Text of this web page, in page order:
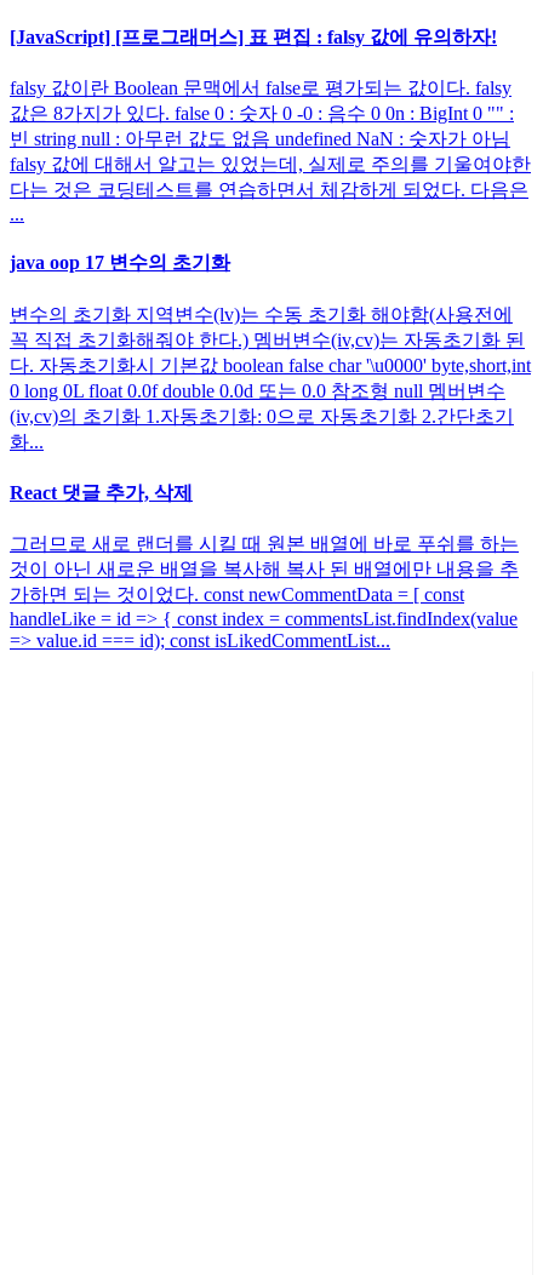
[JavaScript] [프로그래머스] 표 편집 : falsy 값에 유의하자!
falsy 값이란 Boolean 문맥에서 false로 평가되는 값이다. falsy
값은 8가지가 있다. false 0 : 숫자 0 -0 : 음수 0 0n : BigInt 0 "" :
빈 string null : 아무런 값도 없음 undefined NaN : 숫자가 아님
falsy 값에 대해서 알고는 있었는데, 실제로 주의를 기울여야한
다는 것은 코딩테스트를 연습하면서 체감하게 되었다. 다음은
...
java oop 17 변수의 초기화
변수의 초기화 지역변수(lv)는 수동 초기화 해야함(사용전에
꼭 직접 초기화해줘야 한다.) 멤버변수(iv,cv)는 자동초기화 된
다. 자동초기화시 기본값 boolean false char '\u0000' byte,short,int
0 long 0L float 0.0f double 0.0d 또는 0.0 참조형 null 멤버변수
(iv,cv)의 초기화 1.자동초기화: 0으로 자동초기화 2.간단초기
화...
React 댓글 추가, 삭제
그러므로 새로 랜더를 시킬 때 원본 배열에 바로 푸쉬를 하는
것이 아닌 새로운 배열을 복사해 복사 된 배열에만 내용을 추
가하면 되는 것이었다. const newCommentData = [ const
handleLike = id => { const index = commentsList.findIndex(value
=> value.id === id); const isLikedCommentList...